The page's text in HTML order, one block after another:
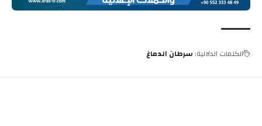
الكلمات الدلالية: سرطان الدماغ